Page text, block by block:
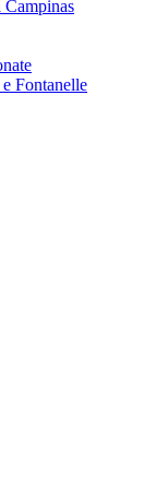
Fontanelle